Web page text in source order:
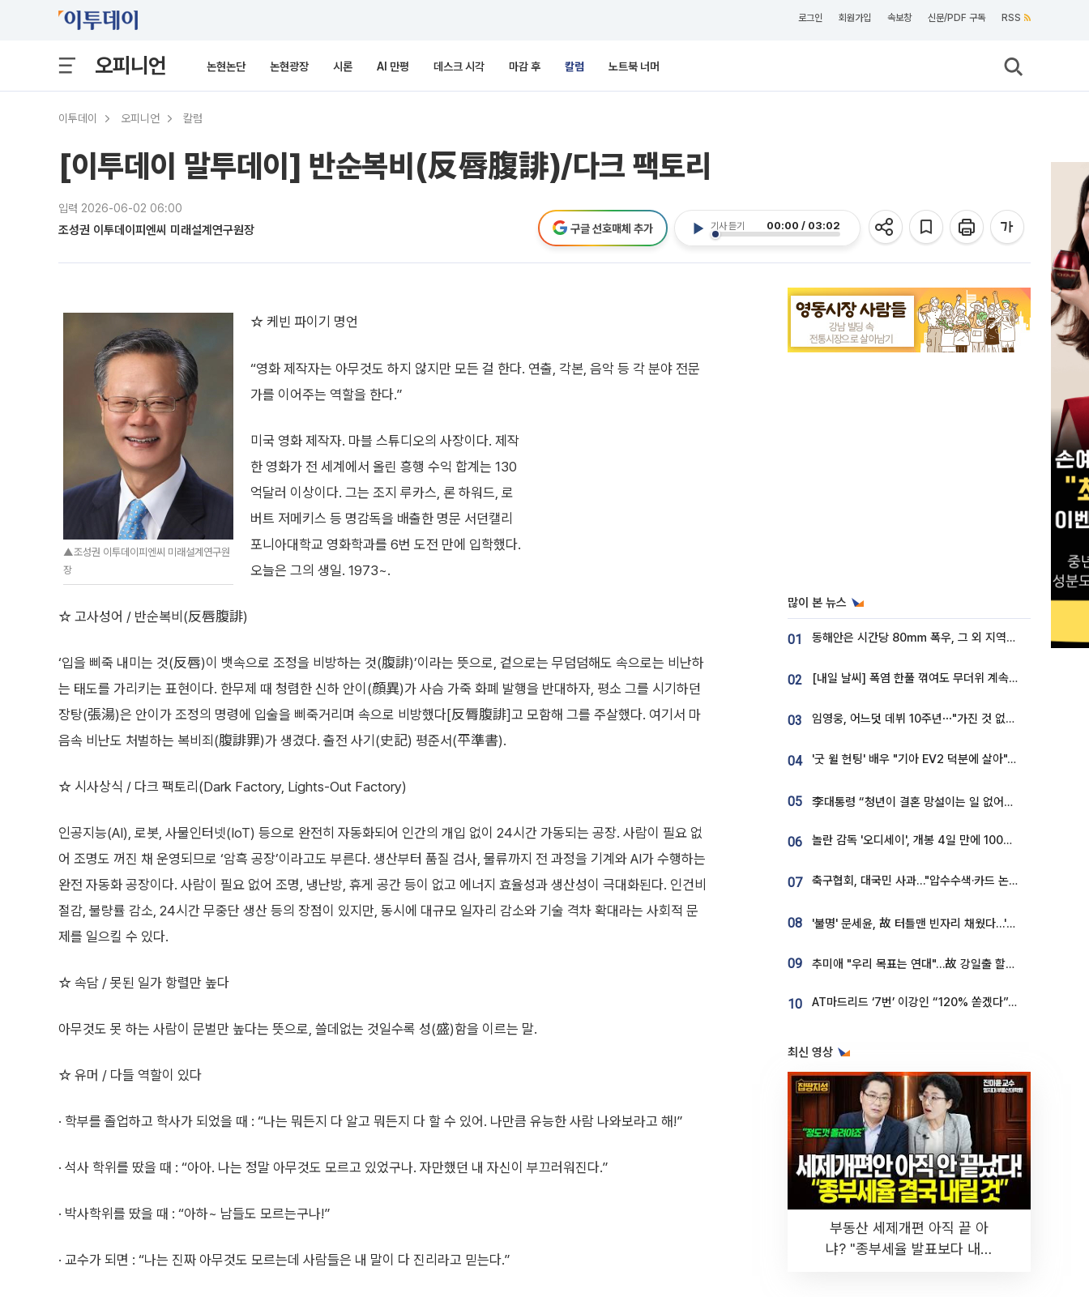
로그인 회원가입 속보창 신문/PDF 구독 RSS
오피니언 논현논단 논현광장 시론 AI 만평 데스크 시각 마감 후 칼럼 노트북 너머
이투데이 오피니언 칼럼
[이투데이 말투데이] 반순복비(反唇腹誹)/다크 팩토리
입력 2026-06-02 06:00
조성권 이투데이피엔씨 미래설계연구원장 기사 듣기 00:00 / 03:02
구글 선호매체 추가
▲조성권 이투데이피엔씨 미래설계연구원
장
☆ 케빈 파이기 명언
“영화 제작자는 아무것도 하지 않지만 모든 걸 한다. 연출, 각본, 음악 등 각 분야 전문
가를 이어주는 역할을 한다.”
미국 영화 제작자. 마블 스튜디오의 사장이다. 제작
한 영화가 전 세계에서 올린 흥행 수익 합계는 130
억달러 이상이다. 그는 조지 루카스, 론 하워드, 로
버트 저메키스 등 명감독을 배출한 명문 서던캘리
포니아대학교 영화학과를 6번 도전 만에 입학했다.
오늘은 그의 생일. 1973~.
☆ 고사성어 / 반순복비(反唇腹誹)
‘입을 삐죽 내미는 것(反唇)이 뱃속으로 조정을 비방하는 것(腹誹)’이라는 뜻으로, 겉으로는 무덤덤해도 속으로는 비난하
는 태도를 가리키는 표현이다. 한무제 때 청렴한 신하 안이(顔異)가 사슴 가죽 화폐 발행을 반대하자, 평소 그를 시기하던
장탕(張湯)은 안이가 조정의 명령에 입술을 삐죽거리며 속으로 비방했다[反脣腹誹]고 모함해 그를 주살했다. 여기서 마
음속 비난도 처벌하는 복비죄(腹誹罪)가 생겼다. 출전 사기(史記) 평준서(平準書).
☆ 시사상식 / 다크 팩토리(Dark Factory, Lights-Out Factory)
인공지능(AI), 로봇, 사물인터넷(IoT) 등으로 완전히 자동화되어 인간의 개입 없이 24시간 가동되는 공장. 사람이 필요 없
어 조명도 꺼진 채 운영되므로 ‘암흑 공장’이라고도 부른다. 생산부터 품질 검사, 물류까지 전 과정을 기계와 AI가 수행하는
완전 자동화 공장이다. 사람이 필요 없어 조명, 냉난방, 휴게 공간 등이 없고 에너지 효율성과 생산성이 극대화된다. 인건비
절감, 불량률 감소, 24시간 무중단 생산 등의 장점이 있지만, 동시에 대규모 일자리 감소와 기술 격차 확대라는 사회적 문
제를 일으킬 수 있다.
☆ 속담 / 못된 일가 항렬만 높다
아무것도 못 하는 사람이 문벌만 높다는 뜻으로, 쓸데없는 것일수록 성(盛)함을 이르는 말.
☆ 유머 / 다들 역할이 있다
· 학부를 졸업하고 학사가 되었을 때 : “나는 뭐든지 다 알고 뭐든지 다 할 수 있어. 나만큼 유능한 사람 나와보라고 해!”
· 석사 학위를 땄을 때 : “아아. 나는 정말 아무것도 모르고 있었구나. 자만했던 내 자신이 부끄러워진다.”
· 박사학위를 땄을 때 : “아하~ 남들도 모르는구나!”
· 교수가 되면 : “나는 진짜 아무것도 모르는데 사람들은 내 말이 다 진리라고 믿는다.”
많이 본 뉴스
01 동해안은 시간당 80㎜ 폭우, 그 외 지역은 폭염…‘극과 극 날씨’
02 [내일 날씨] 폭염 한풀 꺾여도 무더위 계속⋯동해안 이틀 연속 비
03 임영웅, 어느덧 데뷔 10주년⋯"가진 것 없던 시절, 내 앞엔 20명의 팬뿐"
04 '굿 윌 헌팅' 배우 "기아 EV2 덕분에 살아"…교통사고 후 안전성 극찬
05 李대통령 “청년이 결혼 망설이는 일 없어야...제도상 불이익 조사”
06 놀란 감독 '오디세이', 개봉 4일 만에 100만 돌파⋯'왕사남' 보다 빠르다
07 축구협회, 대국민 사과…"압수수색·카드 논란 사죄, 강도 높은 쇄신"
08 '불명' 문세윤, 故 터틀맨 빈자리 채웠다…'거북이' 눈물의 최종 우승
09 추미애 "우리 목표는 연대"…故 강일출 할머니 흉상 제막
10 AT마드리드 ‘7번’ 이강인 “120% 쏟겠다”⋯시메오네 감독 “필요한 선수”
최신 영상
부동산 세제개편 아직 끝 아
냐? "종부세율 발표보다 내릴